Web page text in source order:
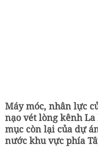
Máy móc, nhân lực
nạo vét lòng kênh
mục còn lại của dự
nước khu vực phía